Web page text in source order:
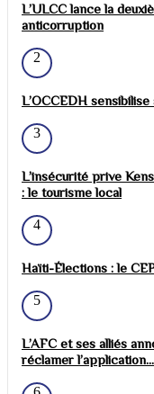
L’ULCC lance la
anticorruption
2
L’OCCEDH
3
L’insécurité prive
: le tourisme local
4
Haïti-Élections : le
5
L’AFC et ses alliés
réclamer l’application...